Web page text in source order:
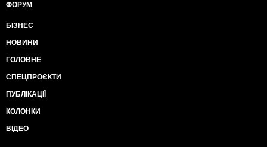
ФОРУМ
БІЗНЕС
НОВИНИ
ГОЛОВНЕ
СПЕЦПРОЄКТИ
ПУБЛІКАЦІЇ
КОЛОНКИ
ВІДЕО